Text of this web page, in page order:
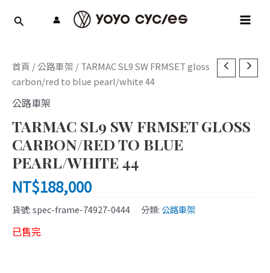
首頁 /公路車架 / TARMAC SL9 SW FRMSET gloss
carbon/red to blue pearl/white 44
公路車架
TARMAC SL9 SW FRMSET GLOSS
CARBON/RED TO BLUE
PEARL/WHITE 44
NT$188,000
貨號:spec-frame-74927-0444 分類: 公路車架
已售完